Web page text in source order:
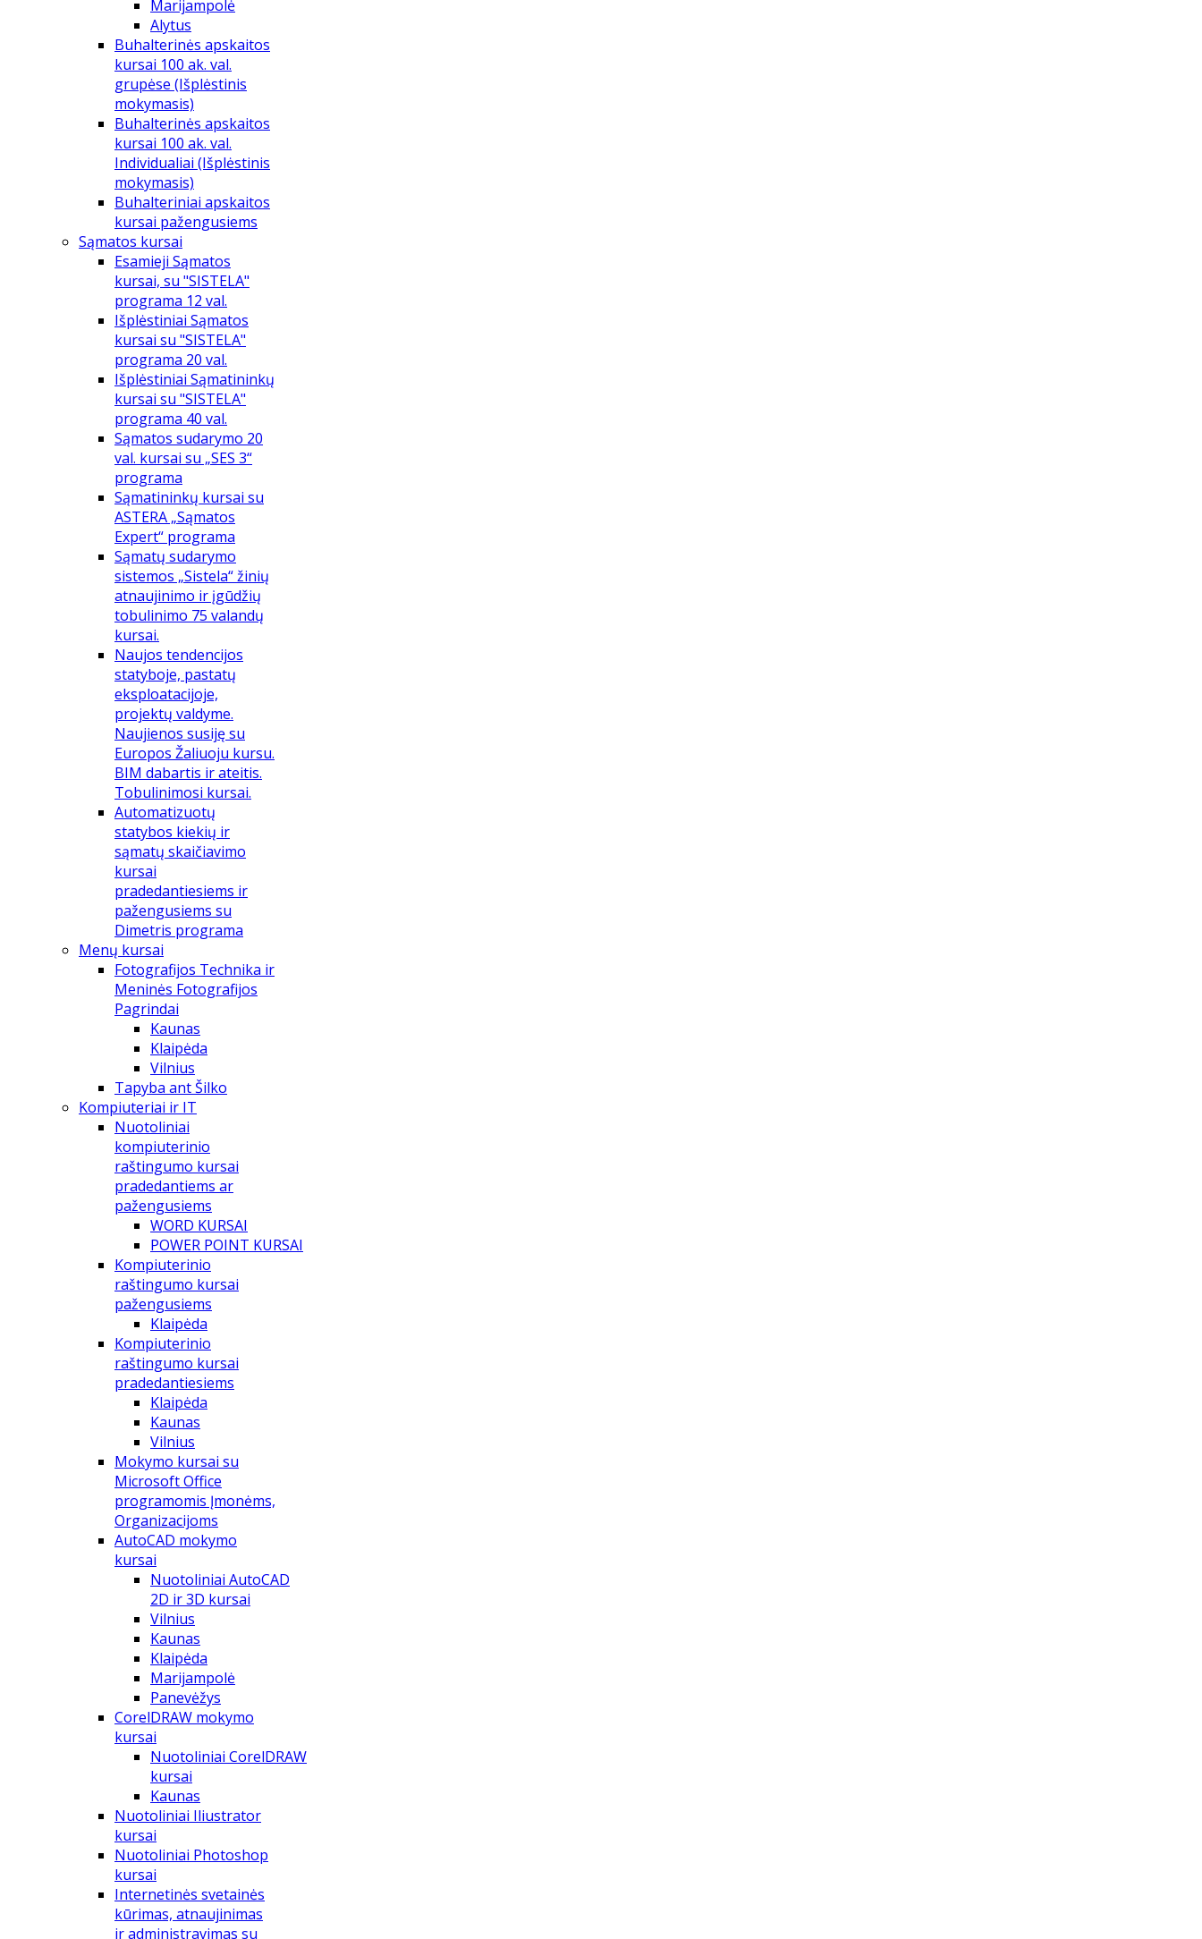
Marijampolė
Alytus
Buhalterinės apskaitos
kursai 100 ak. val.
grupėse (Išplėstinis
mokymasis)
Buhalterinės apskaitos
kursai 100 ak. val.
Individualiai (Išplėstinis
mokymasis)
Buhalteriniai apskaitos
kursai pažengusiems
Sąmatos kursai
Esamieji Sąmatos
kursai, su "SISTELA"
programa 12 val.
Išplėstiniai Sąmatos
kursai su "SISTELA"
programa 20 val.
Išplėstiniai Sąmatininkų
kursai su "SISTELA"
programa 40 val.
Sąmatos sudarymo 20
val. kursai su „SES 3“
programa
Sąmatininkų kursai su
ASTERA „Sąmatos
Expert“ programa
Sąmatų sudarymo
sistemos „Sistela“ žinių
atnaujinimo ir įgūdžių
tobulinimo 75 valandų
kursai.
Naujos tendencijos
statyboje, pastatų
eksploatacijoje,
projektų valdyme.
Naujienos susiję su
Europos Žaliuoju kursu.
BIM dabartis ir ateitis.
Tobulinimosi kursai.
Automatizuotų
statybos kiekių ir
sąmatų skaičiavimo
kursai
pradedantiesiems ir
pažengusiems su
Dimetris programa
Menų kursai
Fotografijos Technika ir
Meninės Fotografijos
Pagrindai
Kaunas
Klaipėda
Vilnius
Tapyba ant Šilko
Kompiuteriai ir IT
Nuotoliniai
kompiuterinio
raštingumo kursai
pradedantiems ar
pažengusiems
WORD KURSAI
POWER POINT KURSAI
Kompiuterinio
raštingumo kursai
pažengusiems
Klaipėda
Kompiuterinio
raštingumo kursai
pradedantiesiems
Klaipėda
Kaunas
Vilnius
Mokymo kursai su
Microsoft Office
programomis Įmonėms,
Organizacijoms
AutoCAD mokymo
kursai
Nuotoliniai AutoCAD
2D ir 3D kursai
Vilnius
Kaunas
Klaipėda
Marijampolė
Panevėžys
CorelDRAW mokymo
kursai
Nuotoliniai CorelDRAW
kursai
Kaunas
Nuotoliniai Iliustrator
kursai
Nuotoliniai Photoshop
kursai
Internetinės svetainės
kūrimas, atnaujinimas
ir administravimas su